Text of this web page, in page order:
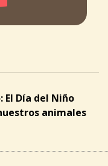
Día del Niño
animales